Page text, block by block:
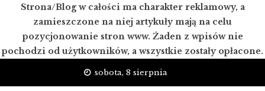
Strona/Blog w całości ma charakter reklamowy, a
zamieszczone na niej artykuły mają na celu
pozycjonowanie stron www. Żaden z wpisów nie
pochodzi od użytkowników, a wszystkie zostały opłacone.
sobota, 8 sierpnia